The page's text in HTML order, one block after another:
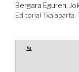
Bergara Eguren,
Editorial Txalaparta.